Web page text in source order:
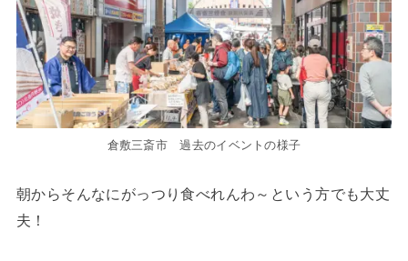
倉敷三斎市 過去のイベントの様子
朝からそんなにがっつり食べれんわ～という方でも大丈
夫！